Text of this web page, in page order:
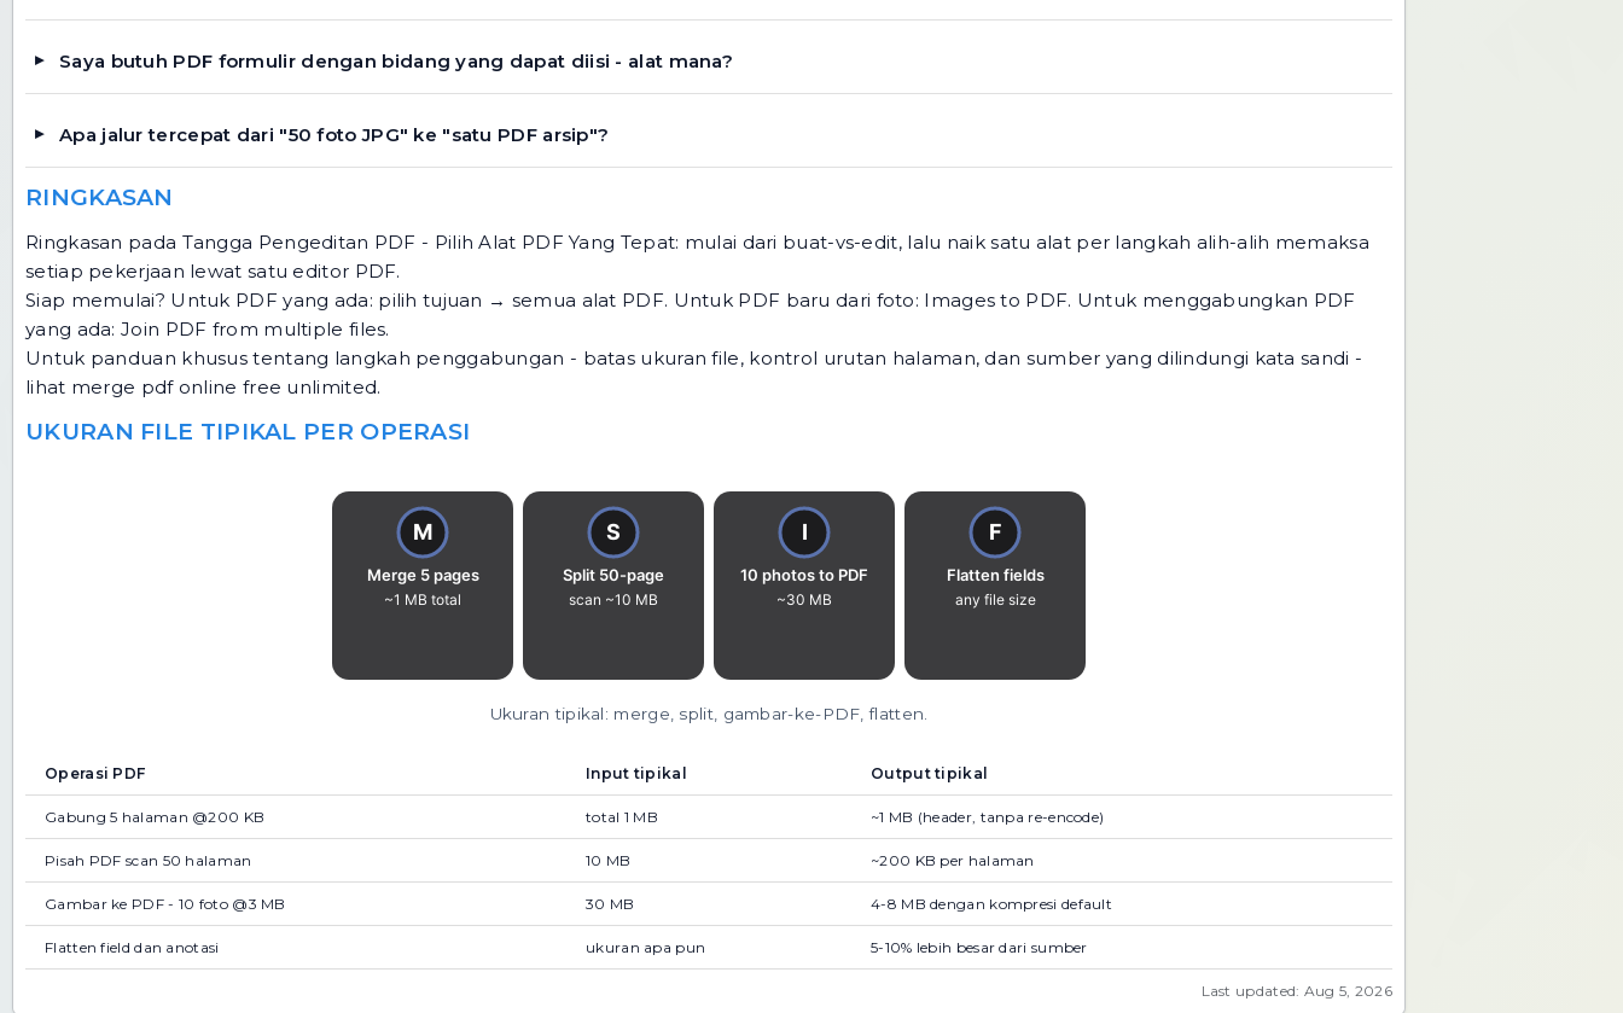
Saya butuh PDF formulir dengan bidang yang dapat diisi - alat mana?
Apa jalur tercepat dari "50 foto JPG" ke "satu PDF arsip"?
RINGKASAN
Ringkasan pada Tangga Pengeditan PDF - Pilih Alat PDF Yang Tepat: mulai dari buat-vs-edit, lalu naik satu alat per langkah alih-alih memaksa
setiap pekerjaan lewat satu editor PDF.
Siap memulai? Untuk PDF yang ada: pilih tujuan → semua alat PDF. Untuk PDF baru dari foto: Images to PDF. Untuk menggabungkan PDF
yang ada:Join PDF from multiple files.
Untuk panduan khusus tentang langkah penggabungan - batas ukuran file, kontrol urutan halaman, dan sumber yang dilindungi kata sandi -
lihat merge pdf online free unlimited.
UKURAN FILE TIPIKAL PER OPERASI
Ukuran tipikal: merge, split, gambar-ke-PDF, flatten.
Operasi PDF Input tipikal Output tipikal
Gabung 5 halaman @200 KB total 1 MB ~1 MB (header, tanpa re-encode)
Pisah PDF scan 50 halaman 10 MB ~200 KB per halaman
Gambar ke PDF - 10 foto @3 MB 30 MB 4-8 MB dengan kompresi default
Flatten field dan anotasi ukuran apa pun 5-10% lebih besar dari sumber
Last updated: Aug 5, 2026